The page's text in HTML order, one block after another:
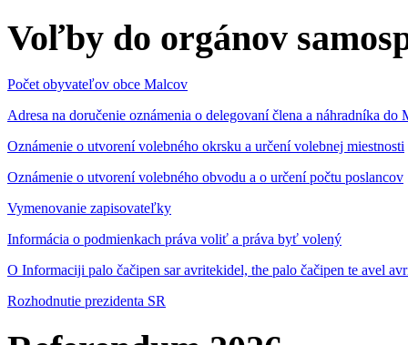
Voľby do orgánov
Počet obyvateľov obce Malcov
Adresa na doručenie oznámenia o delegovaní člena a náhradníka
Oznámenie o utvorení volebného okrsku a určení volebnej miestnosti
Oznámenie o utvorení volebného obvodu a o určení počtu poslancov
Vymenovanie zapisovateľky
Informácia o podmienkach práva voliť a práva byť volený
O Informaciji palo čačipen sar avritekidel, the palo čačipen te avel
Rozhodnutie prezidenta SR